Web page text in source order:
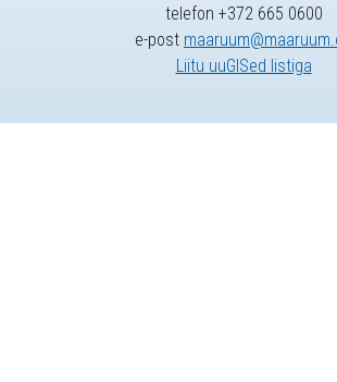
telefon +372 665 0600
e-post
Liitu uuGISed listiga